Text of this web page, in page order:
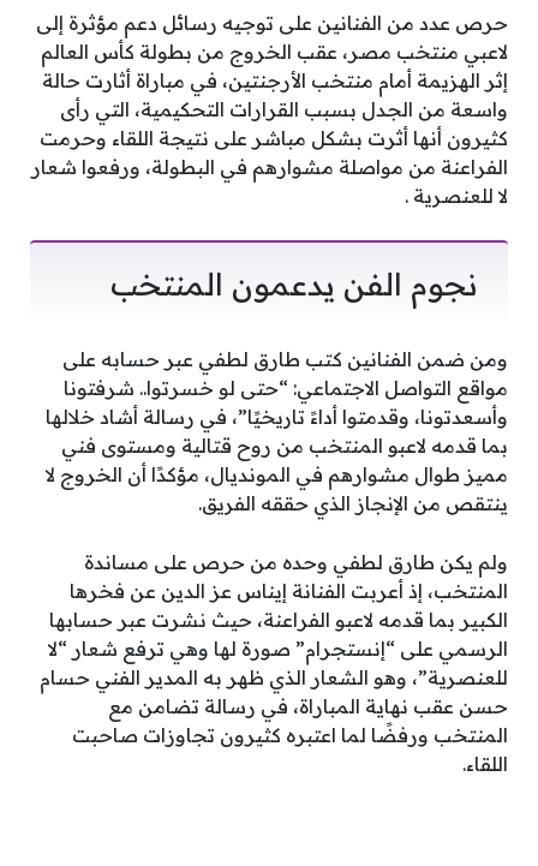
حرص عدد من الفنانين على توجيه رسائل دعم مؤثرة إلى
لاعبي منتخب مصر، عقب الخروج من بطولة كأس العالم
إثر الهزيمة أمام منتخب الأرجنتين، في مباراة أثارت حالة
واسعة من الجدل بسبب القرارات التحكيمية، التي رأى
كثيرون أنها أثرت بشكل مباشر على نتيجة اللقاء وحرمت
الفراعنة من مواصلة مشوارهم في البطولة، ورفعوا شعار
لا للعنصرية .
نجوم الفن يدعمون المنتخب
ومن ضمن الفنانين كتب طارق لطفي عبر حسابه على
مواقع التواصل الاجتماعي: “حتى لو خسرتوا.. شرفتونا
وأسعدتونا، وقدمتوا أداءً تاريخيًا”، في رسالة أشاد خلالها
بما قدمه لاعبو المنتخب من روح قتالية ومستوى فني
مميز طوال مشوارهم في المونديال، مؤكدًا أن الخروج لا
ينتقص من الإنجاز الذي حققه الفريق.
ولم يكن طارق لطفي وحده من حرص على مساندة
المنتخب، إذ أعربت الفنانة إيناس عز الدين عن فخرها
الكبير بما قدمه لاعبو الفراعنة، حيث نشرت عبر حسابها
الرسمي على “إنستجرام” صورة لها وهي ترفع شعار “لا
للعنصرية”، وهو الشعار الذي ظهر به المدير الفني حسام
حسن عقب نهاية المباراة، في رسالة تضامن مع
المنتخب ورفضًا لما اعتبره كثيرون تجاوزات صاحبت
اللقاء.